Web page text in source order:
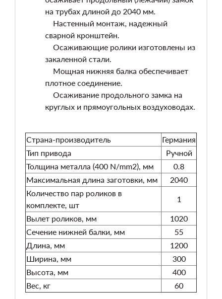
на трубах длиной до 2040 мм.
Настенный монтаж, надежный
сварной кронштейн.
Осаживающие ролики изготовлены из
закаленной стали.
Мощная нижняя балка обеспечивает
плотное соединение.
Осаживание продольного замка на
круглых и прямоугольных воздуховодах.
Страна-производитель
Германия
Тип привода
Ручной
Толщина металла (400 N/mm2), мм
0.8
Максимальная длина заготовки, мм
2040
Количество пар роликов в
комплекте, шт
1
Вылет роликов, мм
1020
Сечение нижней балки, мм
55
Длина, мм
1200
Ширина, мм
300
Высота, мм
400
Вес, кг
60